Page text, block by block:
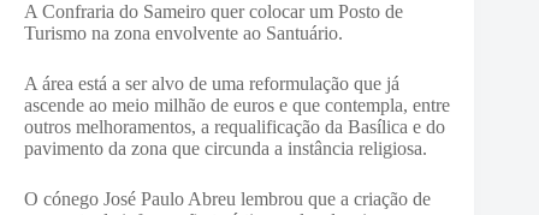
A Confraria do Sameiro quer colocar um Posto de
Turismo na zona envolvente ao Santuário.
A área está a ser alvo de uma reformulação que já
ascende ao meio milhão de euros e que contempla, entre
outros melhoramentos, a requalificação da Basílica e do
pavimento da zona que circunda a instância religiosa.
O cónego José Paulo Abreu lembrou que a criação de